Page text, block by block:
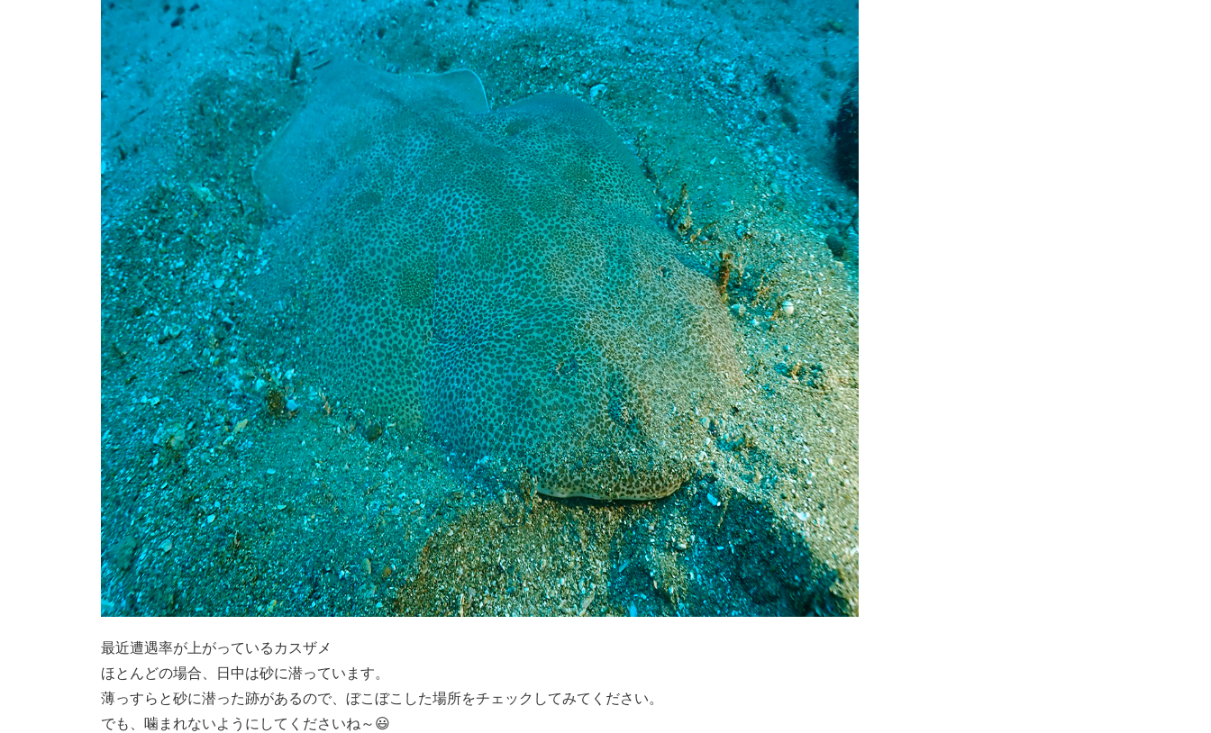
最近遭遇率が上がっているカスザメ
ほとんどの場合、日中は砂に潜っています。
薄っすらと砂に潜った跡があるので、ぼこぼこした場所をチェックしてみてください。
でも、噛まれないようにしてくださいね～😃